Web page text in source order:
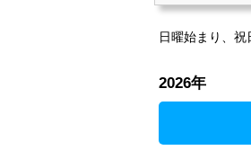
日曜始まり、祝
2026年